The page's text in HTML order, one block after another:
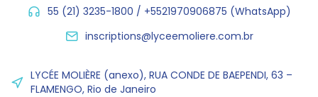
55 (21) 3235-1800 / +5521970906875 (WhatsApp)
inscriptions@lyceemoliere.com.br
LYCÉE MOLIÈRE (anexo), RUA CONDE DE BAEPENDI, 63 –
FLAMENGO, Rio de Janeiro